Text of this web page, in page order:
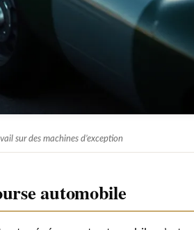
sur des machines d’exception
automobile